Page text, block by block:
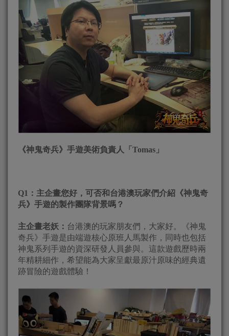
《神鬼奇兵》手遊美術負責人「Tomas」
Q1 ：主企畫您好，可否和台港澳玩家們介紹《神鬼奇
兵》手遊的製作團隊背景嗎？
主企畫老妖： 台港澳的玩家朋友們，大家好。《神鬼
奇兵》手遊是由端遊核心原班人馬製作，同時也包括
神鬼系列手遊的資深研發人員參與。這款遊戲歷時兩
年精耕細作，希望能為大家呈獻最原汁原味的經典遺
跡冒險的遊戲體驗！